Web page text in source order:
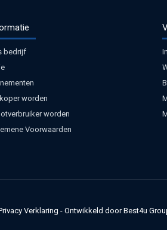
bedrijf
worden
worden
Voorwaarden
Verklaring - Ontwikkeld door Best4u